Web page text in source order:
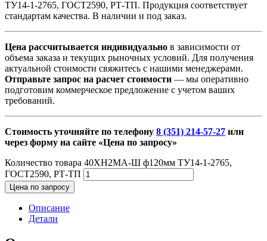
ТУ14-1-2765, ГОСТ2590, РТ-ТП. Продукция соответствует
стандартам качества. В наличии и под заказ.
Цена рассчитывается индивидуально в зависимости от
объема заказа и текущих рыночных условий. Для получения
актуальной стоимости свяжитесь с нашими менеджерами.
Отправьте запрос на расчет стоимости — мы оперативно
подготовим коммерческое предложение с учетом ваших
требований.
Стоимость уточняйте по телефону 8 (351) 214-57-27 или
через форму на сайте «Цена по запросу»
Количество товара 40ХН2МА-Ш ф120мм ТУ14-1-2765,
ГОСТ2590, РТ-ТП
Цена по запросу
Описание
Детали